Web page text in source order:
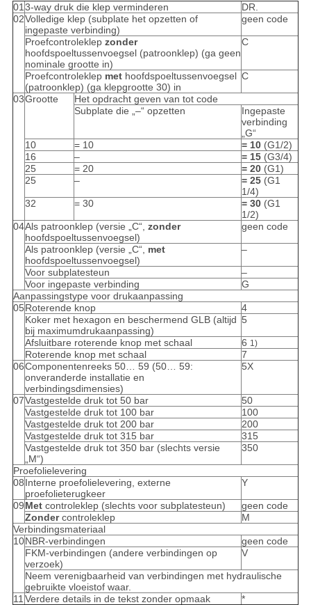
01 3-way druk die klep verminderen
DR.
02Volledige klep (subplate het opzetten of
ingepaste verbinding)
geen code
Proefcontroleklep zonder
hoofdspoeltussenvoegsel (patroonklep) (ga geen
nominale grootte in)
C
Proefcontroleklep methoofdspoeltussenvoegsel
(patroonklep) (ga klepgrootte 30) in
C
03Grootte
Het opdracht geven van tot code
Subplate die „–“ opzetten
Ingepaste
verbinding
„G“
10
= 10 = 10(G1/2)
16
– = 15(G3/4)
25
= 20 = 20(G1)
25
– = 25(G1
1/4)
32
= 30 = 30(G1
1/2)
04Als patroonklep (versie „C“, zonder
hoofdspoeltussenvoegsel)
geen code
Als patroonklep (versie „C“, met
hoofdspoeltussenvoegsel)
–
Voor subplatesteun
–
Voor ingepaste verbinding
G
Aanpassingstype voor drukaanpassing
05Roterende knop
4
Koker met hexagon en beschermend GLB (altijd
bij maximumdrukaanpassing)
5
Afsluitbare roterende knop met schaal 6 1)
Roterende knop met schaal
7
06Componentenreeks 50… 59 (50… 59:
onveranderde installatie en
verbindingsdimensies)
5X
07Vastgestelde druk tot 50 bar
50
Vastgestelde druk tot 100 bar
100
Vastgestelde druk tot 200 bar
200
Vastgestelde druk tot 315 bar
315
Vastgestelde druk tot 350 bar (slechts versie
„M“)
350
Proefolielevering
08Interne proefolielevering, externe
proefolieterugkeer
Y
09Metcontroleklep (slechts voor subplatesteun)
geen code
Zondercontroleklep
M
Verbindingsmateriaal
10NBR-verbindingen
geen code
FKM-verbindingen (andere verbindingen op
verzoek)
V
Neem verenigbaarheid van verbindingen met hydraulische
gebruikte vloeistof waar.
11 Verdere details in de tekst zonder opmaak
*